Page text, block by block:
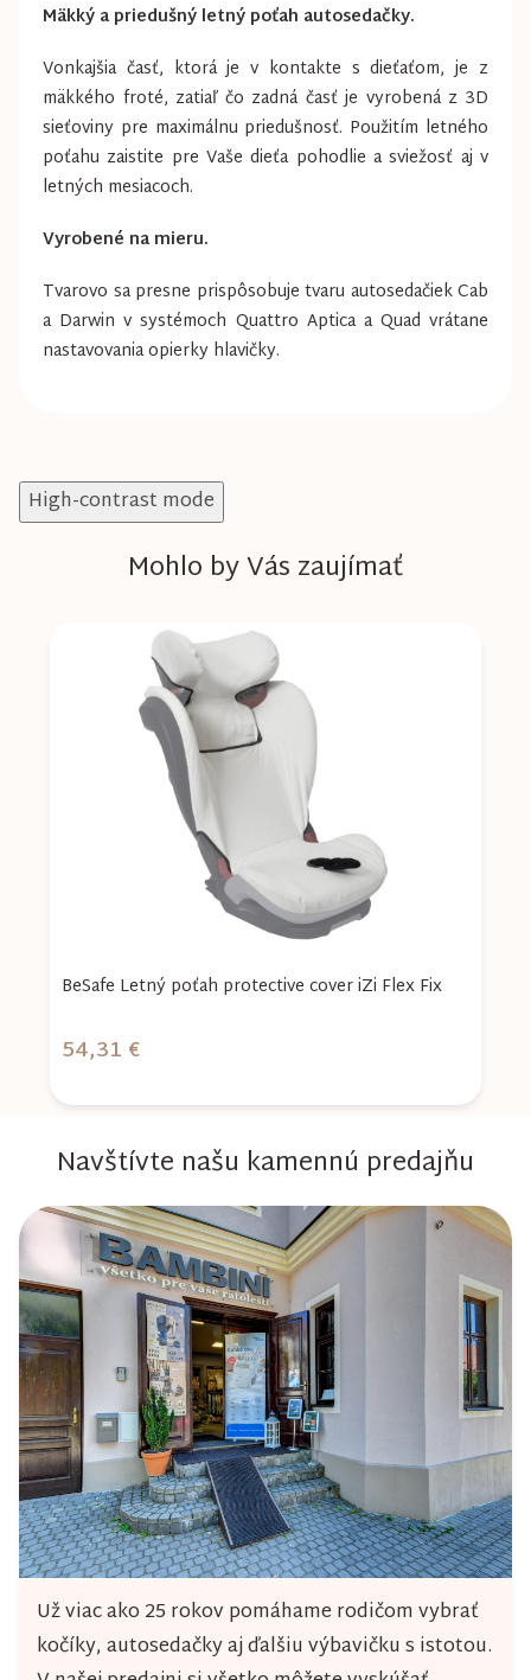
Mäkký a priedušný letný poťah autosedačky.
Vonkajšia časť, ktorá je v kontakte s dieťaťom, je z
mäkkého froté, zatiaľ čo zadná časť je vyrobená z 3D
sieťoviny pre maximálnu priedušnosť. Použitím letného
poťahu zaistite pre Vaše dieťa pohodlie a sviežosť aj v
letných mesiacoch.
Vyrobené na mieru.
Tvarovo sa presne prispôsobuje tvaru autosedačiek Cab
a Darwin v systémoch Quattro Aptica a Quad vrátane
nastavovania opierky hlavičky.
High-contrast mode
Mohlo by Vás zaujímať
BeSafe Letný poťah protective cover iZi Flex Fix
54,31 €
Navštívte našu kamennú predajňu
Už viac ako 25 rokov pomáhame rodičom vybrať
kočíky, autosedačky aj ďalšiu výbavičku s istotou.